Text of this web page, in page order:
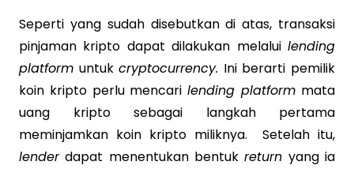
Seperti yang sudah disebutkan di atas, transaksi
pinjaman kripto dapat dilakukan melalui lending
platform untukcryptocurrency. Ini berarti pemilik
koin kripto perlu mencarilending platform mata
uang kripto sebagai langkah pertama
meminjamkan koin kripto miliknya. Setelah itu,
lenderdapat menentukan bentukreturn yang ia